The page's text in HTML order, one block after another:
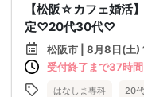
【松阪☆カフェ婚活
定♡20代30代♡
松阪市 | 8月8日(土)
受付終了まで37時間
はなしま専科 20